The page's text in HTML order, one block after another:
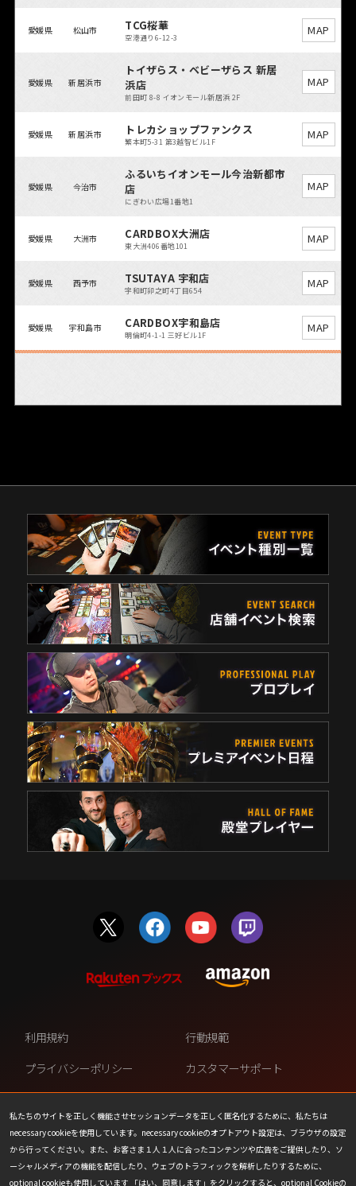
愛媛県 松山市 TCG桜華
空港通り6-12-3
MAP
愛媛県 新居浜市
トイザらス・ベビーザらス 新居
浜店
前田町 8-8 イオンモール新居浜 2F
MAP
愛媛県 新居浜市 トレカショップファンクス
繁本町5-31 第3越智ビル1F
MAP
愛媛県 今治市
ふるいちイオンモール今治新都市
店
にぎわい広場1番地1
MAP
愛媛県 大洲市 CARDBOX大洲店
東大洲406番地101
MAP
愛媛県 西予市 TSUTAYA 宇和店
宇和町卯之町4丁目654
MAP
愛媛県 宇和島市 CARDBOX宇和島店
明倫町4-1-1 三好ビル1F
MAP
私たちのサイトを正しく機能させセッションデータを正しく匿名化するために、私たちは
necessary cookieを使用しています。necessary cookieのオプトアウト設定は、ブラウザの設定
から行ってください。また、お客さま１人１人に合ったコンテンツや広告をご提供したり、ソ
ーシャルメディアの機能を配信したり、ウェブのトラフィックを解析したりするために、
optional cookieも使用しています 「はい、同意します」をクリックすると、optional Cookieの
利用規約
行動規範
プライバシーポリシー
カスタマーサポート
ファンコンテンツ・ポリシー
個人情報の販売や共有を許可し
ない
COOKIE
プレスリリース
会社情報
お問い合わせ